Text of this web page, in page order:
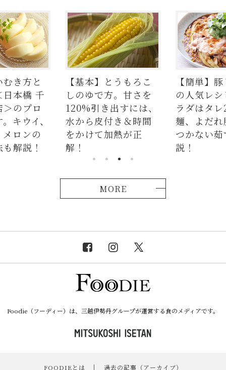
き方と
本橋 千
のプロ
キウイ、
ロンの
解説！
【基本】とうもろこ
しのゆで方。甘さを
120%引き出すには、
水から皮付き＆時間
をかけて加熱が正
解！
【簡単】
の人気レ
ラダはタ
麺、よだ
つかない
説！
MORE
Foodie（フーディー）は、三越伊勢丹グループが運営する食のメディアです。
FOODIEとは ｜ 過去の記事（アーカイブ）